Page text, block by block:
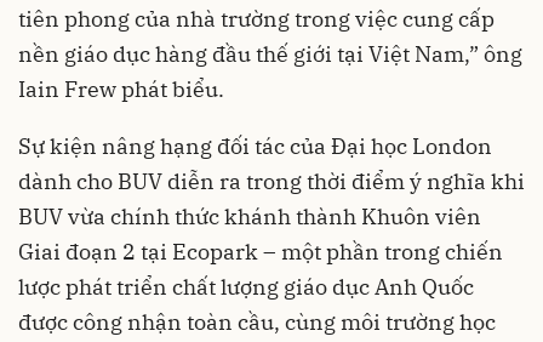
tiên phong của nhà trường trong việc cung cấp
nền giáo dục hàng đầu thế giới tại Việt Nam,” ông
Iain Frew phát biểu.
Sự kiện nâng hạng đối tác của Đại học London
dành cho BUV diễn ra trong thời điểm ý nghĩa khi
BUV vừa chính thức khánh thành Khuôn viên
Giai đoạn 2 tại Ecopark – một phần trong chiến
lược phát triển chất lượng giáo dục Anh Quốc
được công nhận toàn cầu, cùng môi trường học